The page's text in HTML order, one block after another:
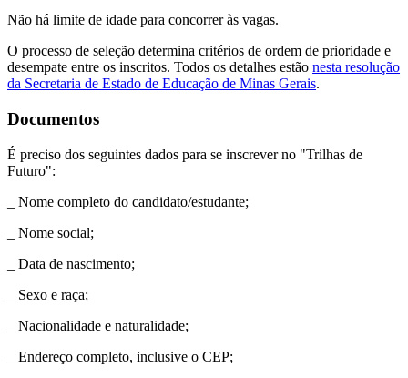
Não há limite de idade para concorrer às vagas.
O processo de seleção determina critérios de ordem de prioridade e
desempate entre os inscritos. Todos os detalhes estão nesta resolução
da Secretaria de Estado de Educação de Minas Gerais.
Documentos
É preciso dos seguintes dados para se inscrever no "Trilhas de
Futuro":
_ Nome completo do candidato/estudante;
_ Nome social;
_ Data de nascimento;
_ Sexo e raça;
_ Nacionalidade e naturalidade;
_ Endereço completo, inclusive o CEP;